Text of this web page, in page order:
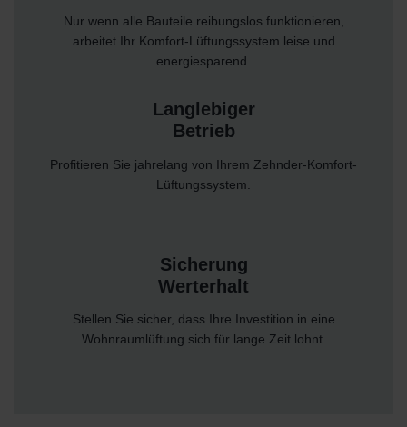
Nur wenn alle Bauteile reibungslos funktionieren,
arbeitet Ihr Komfort-Lüftungssystem leise und
energiesparend.
Langlebiger
Betrieb
Profitieren Sie jahrelang von Ihrem Zehnder-Komfort-
Lüftungssystem.
Sicherung
Werterhalt
Stellen Sie sicher, dass Ihre Investition in eine
Wohnraumlüftung sich für lange Zeit lohnt.